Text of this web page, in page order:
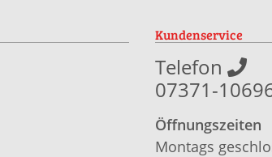
Kundenservice
Telefon
07371-
Öffnungszeiten
Montags